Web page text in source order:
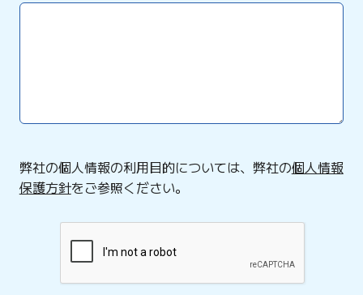
弊社の個人情報の利用目的については、弊社の個人情報
保護方針をご参照ください。